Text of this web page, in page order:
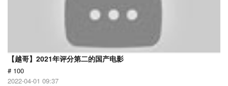
【越哥】2021年评分第二的国产电影
# 100
2022-04-01 09:37